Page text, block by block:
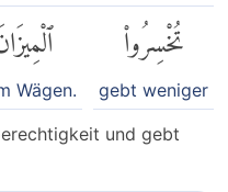
تُخْسِرُوا۟
gebt weniger
Wägen.
und gebt